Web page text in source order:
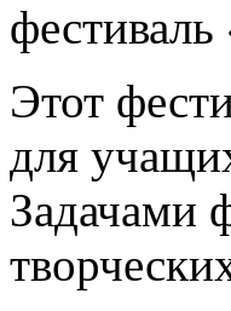
Этот
для
Задачами